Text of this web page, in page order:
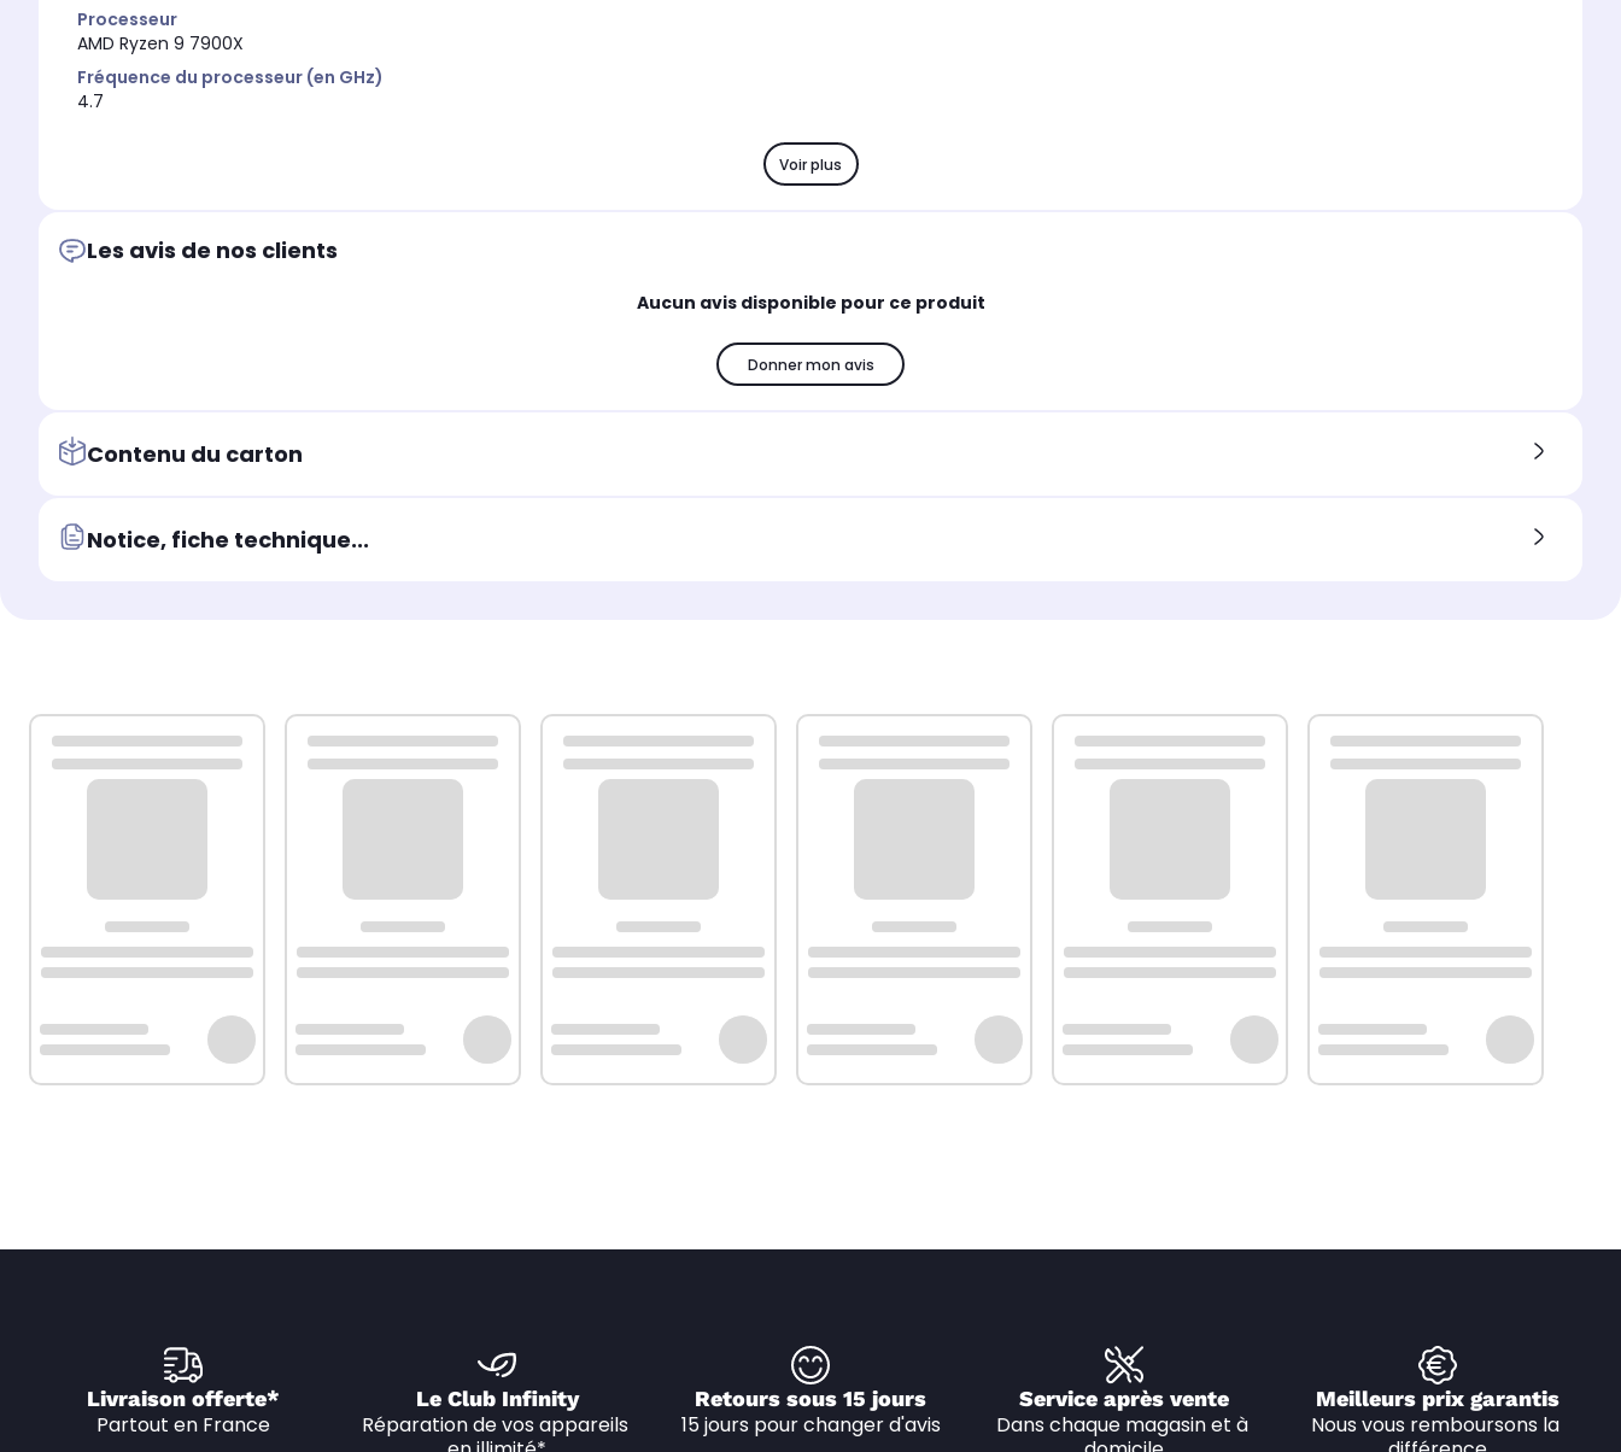
Processeur
AMD Ryzen 9 7900X
Fréquence du processeur (en GHz)
4.7
Voir plus
Les avis de nos clients
Aucun avis disponible pour ce produit
Donner mon avis
Contenu du carton
Notice, fiche technique...
Livraison offerte*
Partout en France
Le Club Infinity
Réparation de vos appareils
Retours sous 15 jours
15 jours pour changer d'avis
Service après vente
Dans chaque magasin et à
Meilleurs prix garantis
Nous vous remboursons la